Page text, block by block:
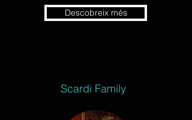
Descobreix més
Scardi Family